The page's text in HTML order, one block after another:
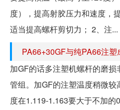
度），提高射胶压力和速度，
适当提高螺杆剪切力； 2、注...
PA66+30GF与纯PA66注
加GF的话多注塑机螺杆的磨
管组。加GF的注塑温度稍微
度在1.119-1.163要大于不加